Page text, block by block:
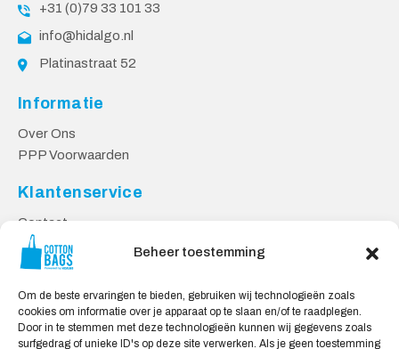
Beheer toestemming
Om de beste ervaringen te bieden, gebruiken wij technologieën zoals
cookies om informatie over je apparaat op te slaan en/of te raadplegen.
Door in te stemmen met deze technologieën kunnen wij gegevens zoals
surfgedrag of unieke ID's op deze site verwerken. Als je geen toestemming
+31 (0)79 33 101 33
info@hidalgo.nl
Platinastraat 52
Informatie
Over Ons
PPP Voorwaarden
Klantenservice
Contact
Privacy Voorwaarden
Levering en Retourneren
Veilig Shoppen
Mijn account